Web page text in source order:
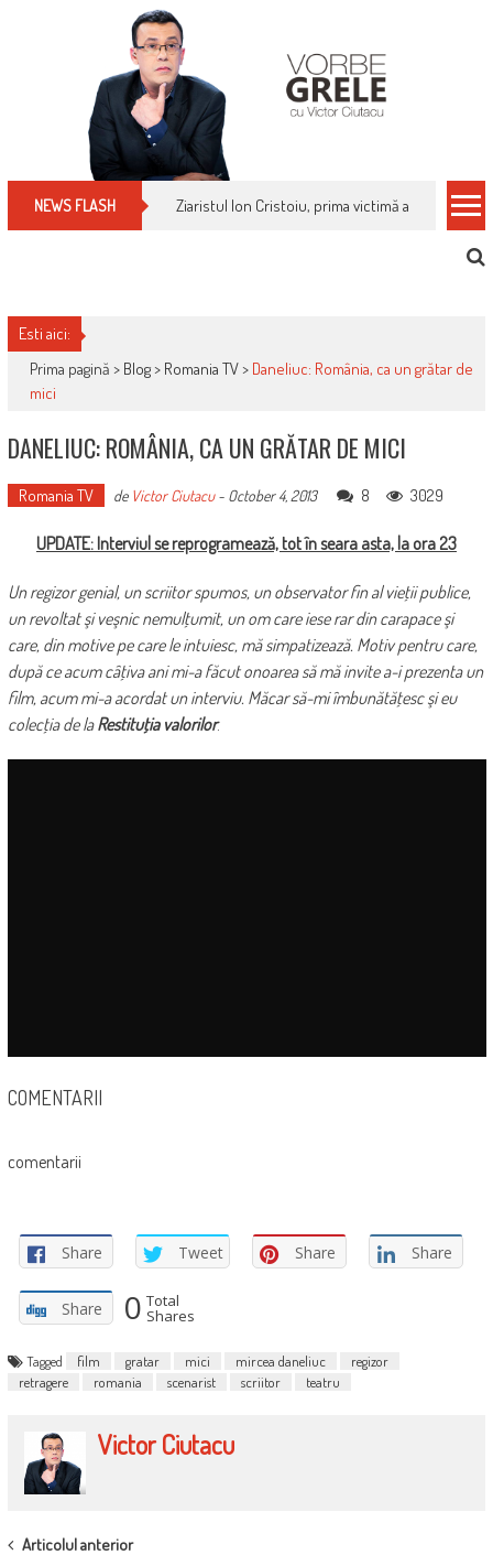
NEWS FLASH Ziaristul Ion Cristoiu, prima victimă a noi
Esti aici:
Prima pagină > Blog> Romania TV> Daneliuc: România, ca un grătar de
mici
DANELIUC: ROMÂNIA, CA UN GRĂTAR DE MICI
Romania TV de Victor Ciutacu- October 4, 2013 8 3029
UPDATE: Interviul se reprogramează, tot în seara asta, la ora 23
Un regizor genial, un scriitor spumos, un observator fin al vieţii publice,
un revoltat şi veşnic nemulţumit, un om care iese rar din carapace şi
care, din motive pe care le intuiesc, mă simpatizează. Motiv pentru care,
după ce acum câţiva ani mi-a făcut onoarea să mă invite a-i prezenta un
film, acum mi-a acordat un interviu. Măcar să-mi îmbunătăţesc şi eu
colecţia de laRestituţia valorilor.
COMENTARII
comentarii
Share Tweet Share Share
Share 0 Total
Shares
Tagged film gratar mici mircea daneliuc
regizor
retragere
romania scenarist scriitor teatru
Victor Ciutacu
POST
Articolul anterior